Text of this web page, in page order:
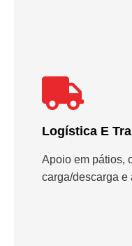
Logística E
Apoio em pátios,
carga/descarga e